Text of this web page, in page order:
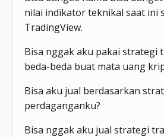
nilai indikator teknikal saat ini
TradingView.
Bisa nggak aku pakai strategi
beda-beda buat mata uang
Bisa aku jual berdasarkan
perdaganganku?
Bisa nggak aku jual strategi